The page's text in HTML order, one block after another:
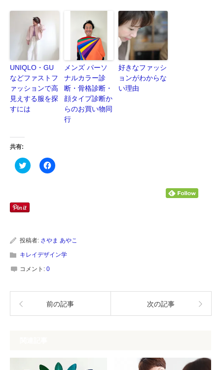
UNIQLO・GU
などファストフ
ァッションで高
見えする服を探
すには
メンズ パーソ
ナルカラー診
断・骨格診断・
顔タイプ診断か
らのお買い物同
行
好きなファッシ
ョンがわからな
い理由
共有:
ク
リ
Twitter
で
共
い
ィ
ン
ド
ウ
き
Facebook
で
し
く
だ
い
ィ
ド
投稿者: さやま あやこ
キレイデザイン学
コメント: 0
前の記事 次の記事